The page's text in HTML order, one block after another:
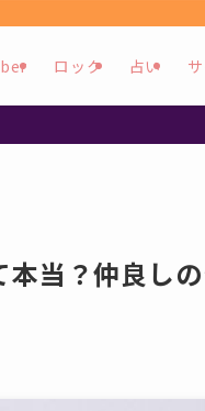
ロック 占い
当？仲良し